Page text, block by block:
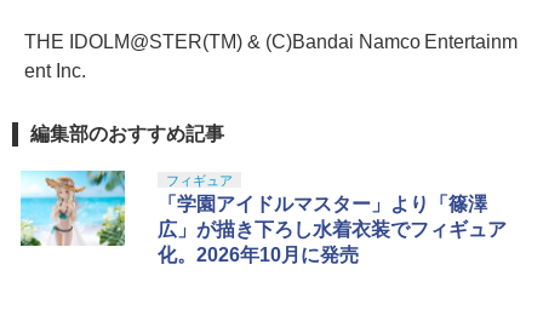
THE IDOLM@STER(TM) & (C)Bandai Namco Entertainm
ent Inc.
編集部のおすすめ記事
フィギュア
「学園アイドルマスター」より「篠澤
広」が描き下ろし水着衣装でフィギュア
化。2026年10月に発売